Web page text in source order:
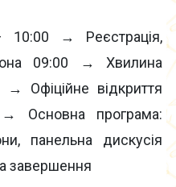
→ Реєстрація,
09:00 → Хвилина
Офіційне відкриття
Основна програма:
панельна дискусія
завершення